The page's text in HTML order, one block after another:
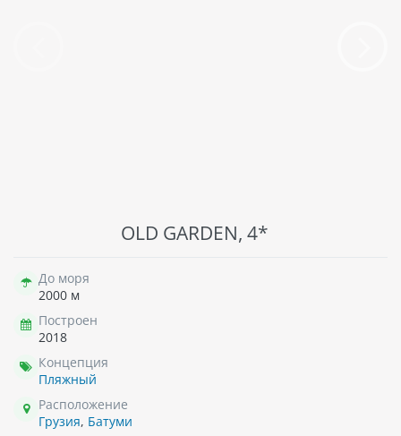
OLD GARDEN, 4*
До моря
2000 м
Построен
2018
Концепция
Пляжный
Расположение
Грузия, Батуми